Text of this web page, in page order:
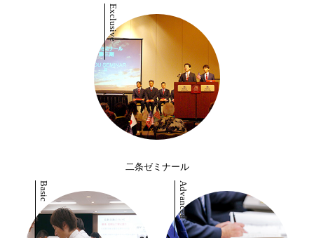
二条ゼミナール